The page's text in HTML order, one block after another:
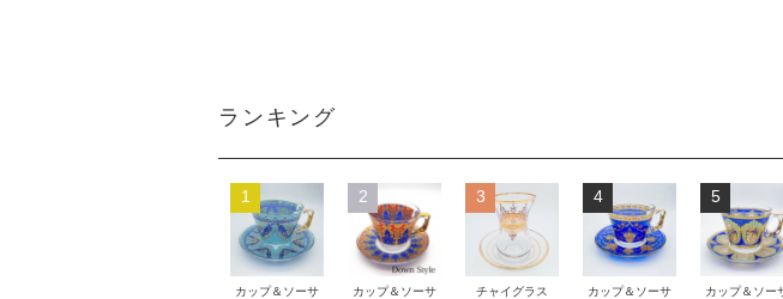
ランキング
1
カップ＆ソーサ
2
カップ＆ソーサ
3
チャイグラス
4
カップ＆ソーサ
5
カップ＆ソー